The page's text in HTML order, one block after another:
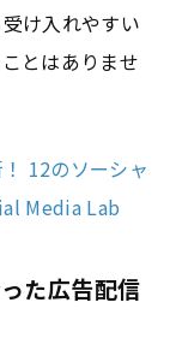
け入れやすい
とはありませ
12のソーシャ
Media Lab
た広告配信